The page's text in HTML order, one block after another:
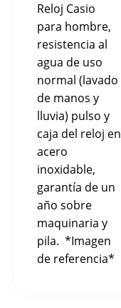
Reloj Casio
para hombre,
resistencia al
agua de uso
normal (lavado
de manos y
lluvia) pulso y
caja del reloj en
acero
inoxidable,
garantía de un
año sobre
maquinaria y
pila. *Imagen
de referencia*